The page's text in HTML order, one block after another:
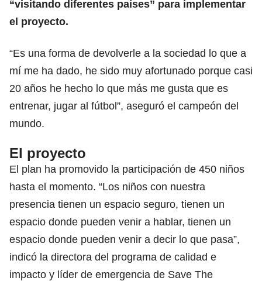
“visitando diferentes países” para implementar
el proyecto.
“Es una forma de devolverle a la sociedad lo que a
mí me ha dado, he sido muy afortunado porque casi
20 años he hecho lo que más me gusta que es
entrenar, jugar al fútbol”, aseguró el campeón del
mundo.
El proyecto
El plan ha promovido la participación de 450 niños
hasta el momento. “Los niños con nuestra
presencia tienen un espacio seguro, tienen un
espacio donde pueden venir a hablar, tienen un
espacio donde pueden venir a decir lo que pasa”,
indicó la directora del programa de calidad e
impacto y líder de emergencia de Save The